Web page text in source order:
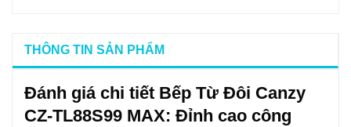
THÔNG TIN SẢN PHẨM
Đánh giá chi tiết Bếp Từ Đôi Canzy
CZ-TL88S99 MAX: Đỉnh cao công